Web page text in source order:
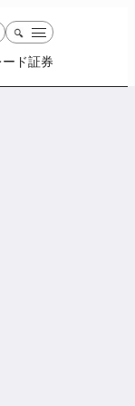
ド証券